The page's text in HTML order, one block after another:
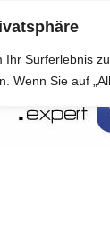
Ihr Surferlebnis
Wenn Sie auf